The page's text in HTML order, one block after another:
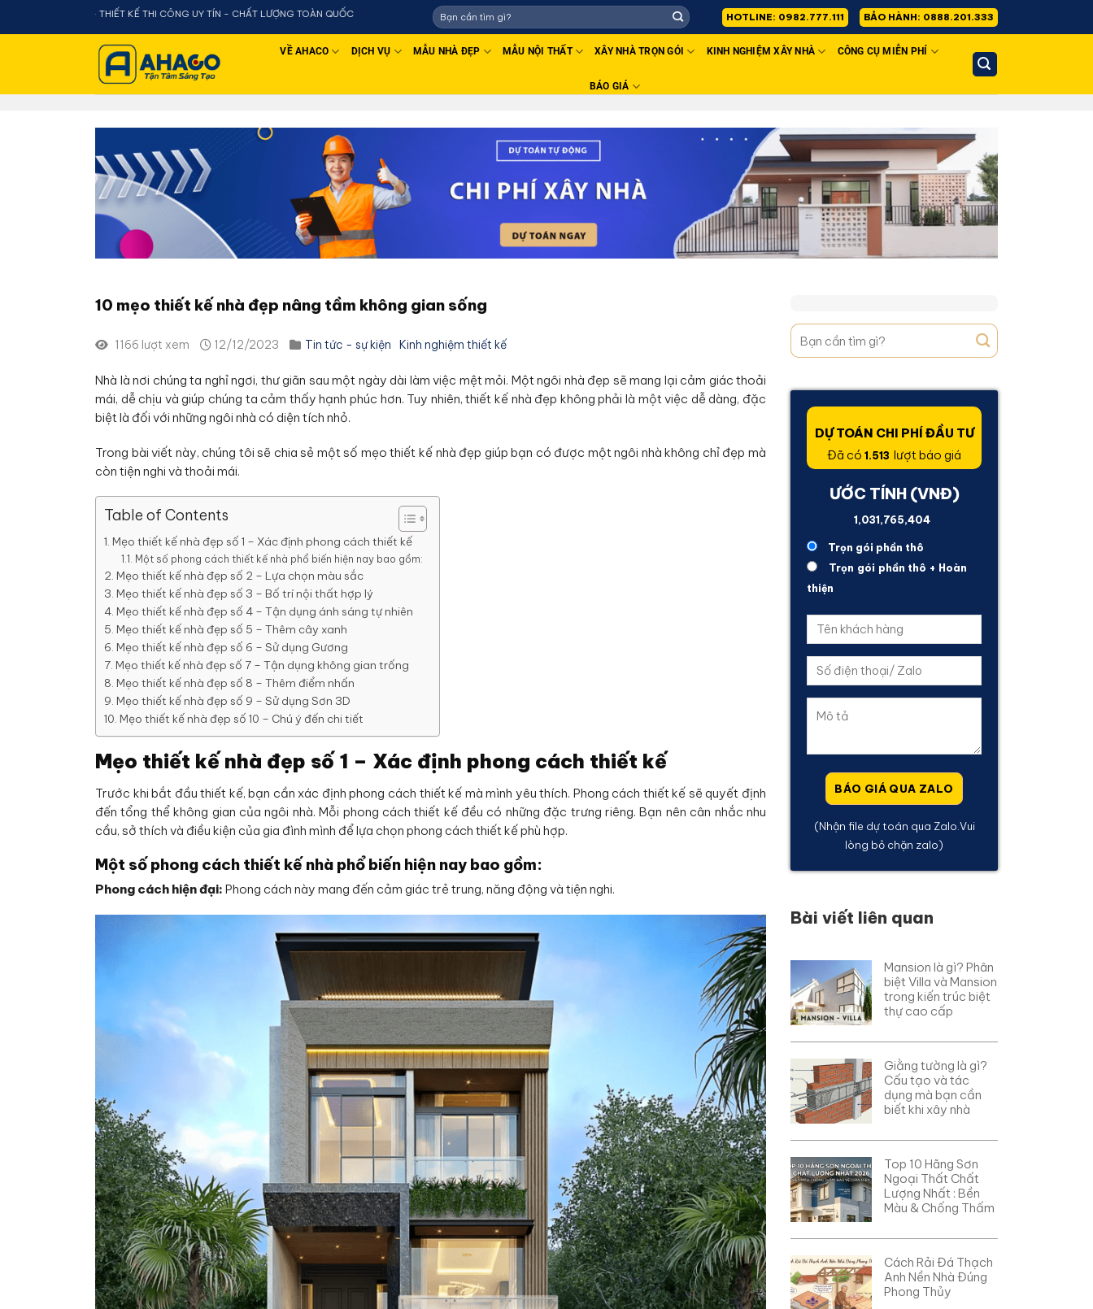
KẾ THI CÔNG UY TÍN - CHẤT LƯỢNG TOÀN QUỐC HOTLINE: 0982.777.111 BẢO HÀNH: 0888.201.333
VỀ AHACO DỊCH VỤ MẪU NHÀ ĐẸP MẪU NỘI THẤT XÂY NHÀ TRỌN GÓI KINH NGHIỆM XÂY NHÀ CÔNG CỤ MIỄN PHÍ
BÁO GIÁ
10 mẹo thiết kế nhà đẹp nâng tầm không gian sống
1166 lượt xem 12/12/2023 Tin tức - sự kiện Kinh nghiệm thiết kế
Nhà là nơi chúng ta nghỉ ngơi, thư giãn sau một ngày dài làm việc mệt mỏi. Một ngôi nhà đẹp sẽ mang lại cảm giác thoải
mái, dễ chịu và giúp chúng ta cảm thấy hạnh phúc hơn. Tuy nhiên, thiết kế nhà đẹp không phải là một việc dễ dàng, đặc
biệt là đối với những ngôi nhà có diện tích nhỏ.
Trong bài viết này, chúng tôi sẽ chia sẻ một số mẹo thiết kế nhà đẹp giúp bạn có được một ngôi nhà không chỉ đẹp mà
còn tiện nghi và thoải mái.
Table of Contents
Mẹo thiết kế nhà đẹp số 1 – Xác định phong cách thiết kế
Một số phong cách thiết kế nhà phổ biến hiện nay bao gồm:
Mẹo thiết kế nhà đẹp số 2 – Lựa chọn màu sắc
Mẹo thiết kế nhà đẹp số 3 – Bố trí nội thất hợp lý
Mẹo thiết kế nhà đẹp số 4 – Tận dụng ánh sáng tự nhiên
Mẹo thiết kế nhà đẹp số 5 – Thêm cây xanh
Mẹo thiết kế nhà đẹp số 6 – Sử dụng Gương
Mẹo thiết kế nhà đẹp số 7 – Tận dụng không gian trống
Mẹo thiết kế nhà đẹp số 8 – Thêm điểm nhấn
Mẹo thiết kế nhà đẹp số 9 – Sử dụng Sơn 3D
Mẹo thiết kế nhà đẹp số 10 – Chú ý đến chi tiết
Mẹo thiết kế nhà đẹp số 1 – Xác định phong cách thiết kế
Trước khi bắt đầu thiết kế, bạn cần xác định phong cách thiết kế mà mình yêu thích. Phong cách thiết kế sẽ quyết định
đến tổng thể không gian của ngôi nhà. Mỗi phong cách thiết kế đều có những đặc trưng riêng. Bạn nên cân nhắc nhu
cầu, sở thích và điều kiện của gia đình mình để lựa chọn phong cách thiết kế phù hợp.
Một số phong cách thiết kế nhà phổ biến hiện nay bao gồm:
Phong cách hiện đại: Phong cách này mang đến cảm giác trẻ trung, năng động và tiện nghi.
DỰ TOÁN CHI PHÍ ĐẦU TƯ
Đã có 1.513 lượt báo giá
ƯỚC TÍNH (VNĐ)
3,434,845,145
Trọn gói phần thô
Trọn gói phần thô + Hoàn
thiện
(Nhận file dự toán qua Zalo.Vui
lòng bỏ chặn zalo)
Bài viết liên quan
Mansion là gì? Phân
biệt Villa và Mansion
trong kiến trúc biệt
thự cao cấp
Giằng tường là gì?
Cấu tạo và tác
dụng mà bạn cần
biết khi xây nhà
Top 10 Hãng Sơn
Ngoại Thất Chất
Lượng Nhất : Bền
Màu & Chống Thấm
Cách Rải Đá Thạch
Anh Nền Nhà Đúng
Phong Thủy